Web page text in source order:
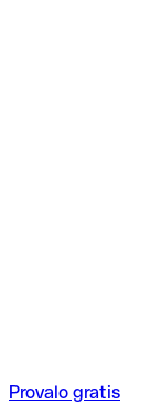
Provalo gratis